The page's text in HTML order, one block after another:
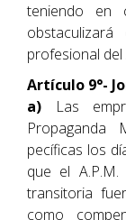
teniendo en
profesional del
Artículo 9°-
a) Las
pecíficas los
que el
transitoria
como